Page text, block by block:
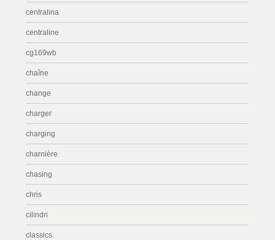
centralina
centraline
cg169wb
chaîne
change
charger
charging
charnière
chasing
chris
cilindri
classics